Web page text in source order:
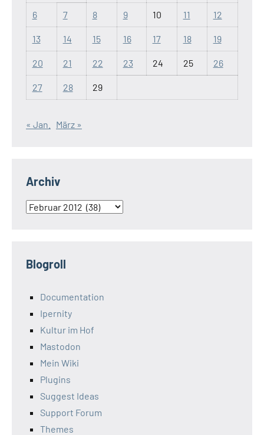
6 7 8 9 10 11 12
13 14 15 16 17 18 19
20 21 22 23 24 25 26
27 28 29
« Jan. März »
Archiv
Archiv
Blogroll
Documentation
Ipernity
Kultur im Hof
Mastodon
Mein Wiki
Plugins
Suggest Ideas
Support Forum
Themes